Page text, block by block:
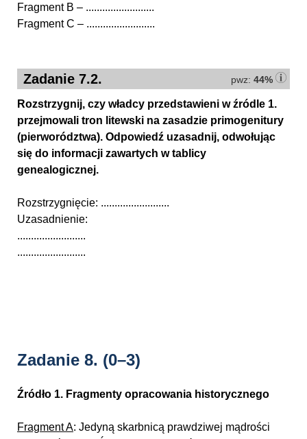
Fragment B – .........................
Fragment C – .........................
pwz: 44%
Zadanie 7.2.
Rozstrzygnij, czy władcy przedstawieni w źródle 1.
przejmowali tron litewski na zasadzie primogenitury
(pierworództwa). Odpowiedź uzasadnij, odwołując
się do informacji zawartych w tablicy
genealogicznej.
Rozstrzygnięcie: .........................
Uzasadnienie:
.........................
.........................
Zadanie 8. (0–3)
Źródło 1. Fragmenty opracowania historycznego
Fragment A: Jedyną skarbnicą prawdziwej mądrości